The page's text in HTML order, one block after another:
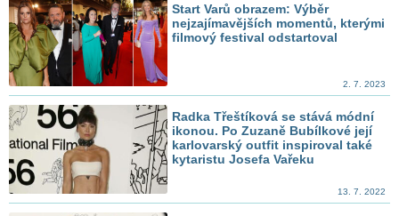
Start Varů obrazem: Výběr
nejzajímavějších momentů, kterými
filmový festival odstartoval
2. 7. 2023
Radka Třeštíková se stává módní
ikonou. Po Zuzaně Bubílkové její
karlovarský outfit inspiroval také
kytaristu Josefa Vařeku
13. 7. 2022